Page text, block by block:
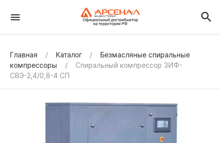
Главная Каталог
Безмасляные спиральные
компрессоры
Спиральный компрессор ЗИФ-
СВЭ-2,4/0,8-4 СП